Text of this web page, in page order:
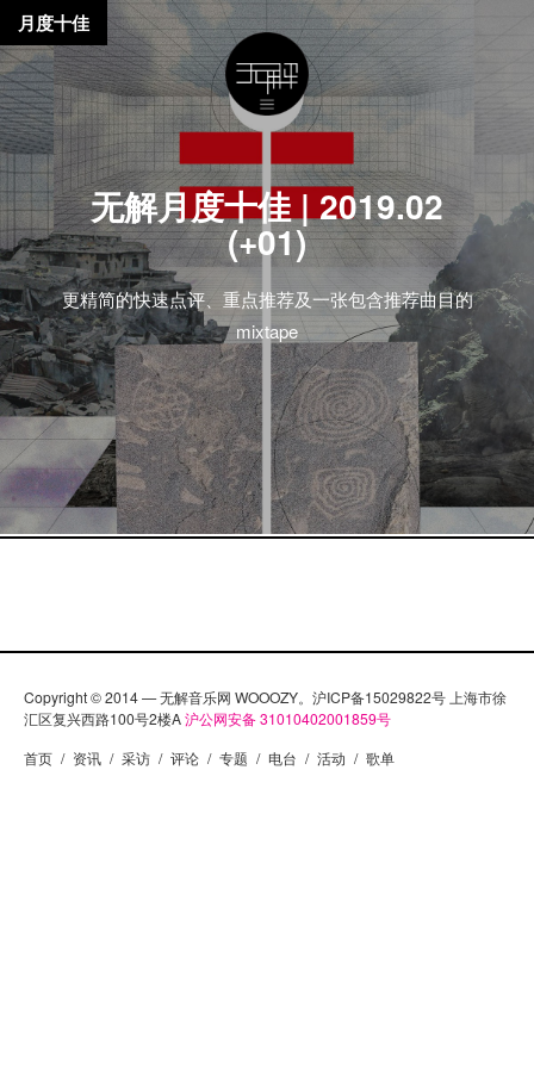
无解月度十佳 | 2019.02
(+01)
更精简的快速点评、重点推荐及一张包含推荐曲目的
mixtape
月度十佳
Copyright © 2014 — 无解音乐网 WOOOZY。沪ICP备15029822号 上海市徐
汇区复兴西路100号2楼A沪公网安备 31010402001859号
首页 / 资讯 / 采访 / 评论 / 专题 / 电台 / 活动 / 歌单